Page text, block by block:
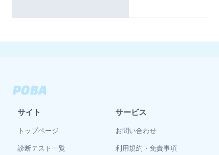
サイト
トップページ
診断テスト一覧
サービス
お問い合わせ
利用規約・免責事項